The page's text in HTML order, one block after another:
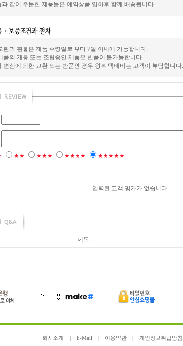
같이 주문한 제품들은 예약상품 입하후 함께 배송됩니다.
환과 환불은 제품 수령일로 부터 7일 이내에 가능합니다.
품의 개봉 또는 조립중인 제품은 반품이 불가능합니다.
변심에 의한 교환 또는 반품인 경우 왕복 택배비는 고객이 부담합니다.
★★ ★★★ ★★★★ ★★★★★
입력된 고객 평가가 없습니다.
제목
회사소개 E-Mail 이용약관 개인정보취급방침